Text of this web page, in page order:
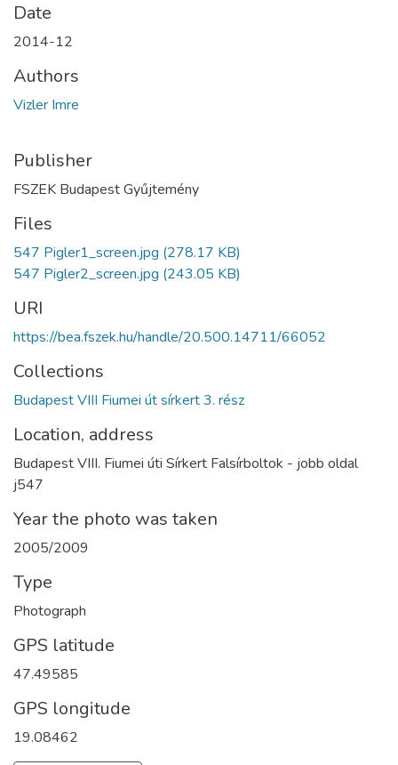
Date
2014-12
Authors
Vizler Imre
Publisher
FSZEK Budapest Gyűjtemény
Files
547 Pigler1_screen.jpg (278.17 KB)
547 Pigler2_screen.jpg (243.05 KB)
URI
https://bea.fszek.hu/handle/20.500.14711/66052
Collections
Budapest VIII Fiumei út sírkert 3. rész
Location, address
Budapest VIII. Fiumei úti Sírkert Falsírboltok - jobb oldal
j547
Year the photo was taken
2005/2009
Type
Photograph
GPS latitude
47.49585
GPS longitude
19.08462